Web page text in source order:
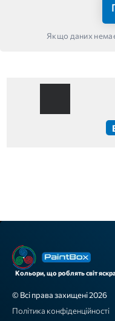
Якщо даних
Кольори, що роблять світ
© Всі права захищені 2026
Політика конфіденційності